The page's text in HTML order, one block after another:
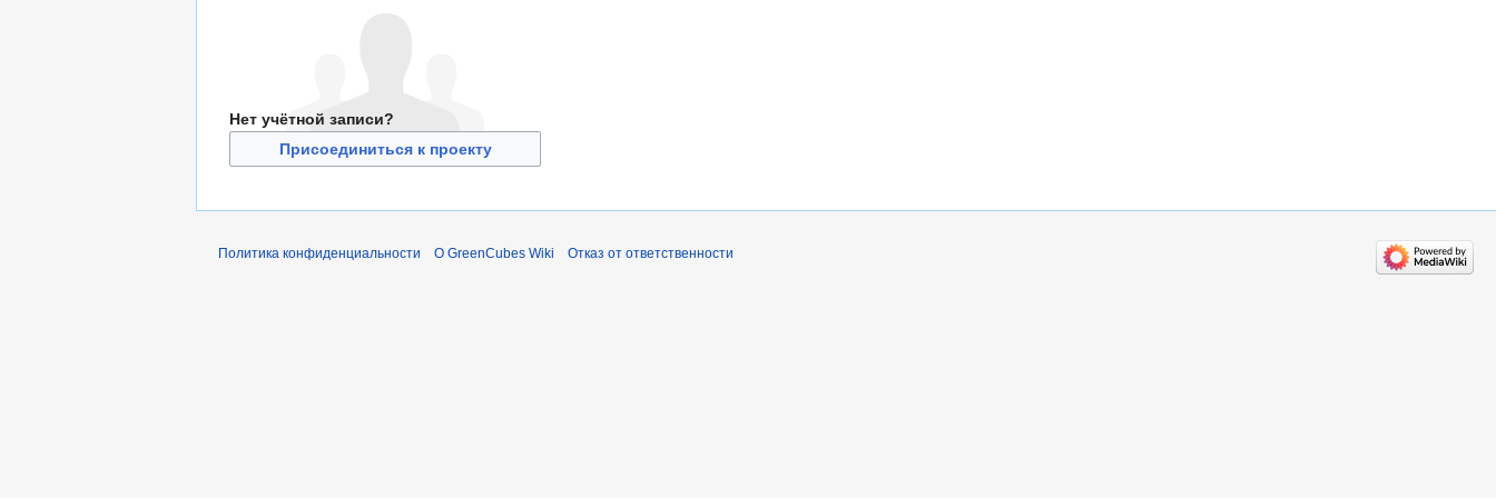
Нет учётной записи?
Присоединиться к проекту
Политика конфиденциальности О GreenCubes Wiki Отказ от ответственности